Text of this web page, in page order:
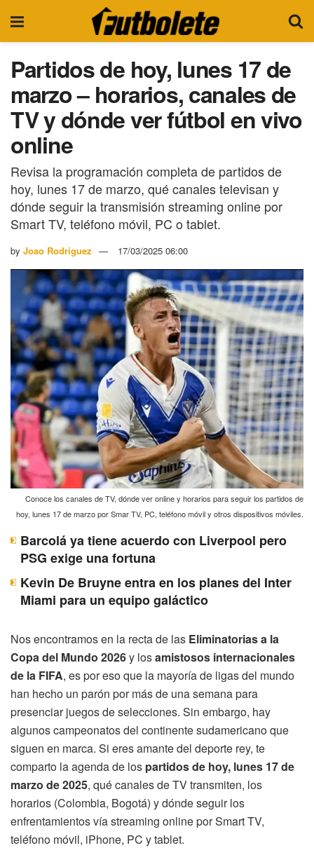
Partidos de hoy, lunes 17 de
marzo – horarios, canales de
TV y dónde ver fútbol en vivo
online
Revisa la programación completa de partidos de
hoy, lunes 17 de marzo, qué canales televisan y
dónde seguir la transmisión streaming online por
Smart TV, teléfono móvil, PC o tablet.
by Joao Rodriguez 17/03/2025 06:00
Conoce los canales de TV, dónde ver online y horarios para seguir los partidos de
hoy, lunes 17 de marzo por Smar TV, PC, teléfono móvil y otros dispositivos móviles.
Barcolá ya tiene acuerdo con Liverpool pero
PSG exige una fortuna
Kevin De Bruyne entra en los planes del Inter
Miami para un equipo galáctico
Nos encontramos en la recta de las Eliminatorias a la
Copa del Mundo 2026y losamistosos internacionales
de la FIFA, es por eso que la mayoría de ligas del mundo
han hecho un parón por más de una semana para
presenciar juegos de selecciones. Sin embargo, hay
algunos campeonatos del continente sudamericano que
siguen en marca. Si eres amante del deporte rey, te
comparto la agenda de los partidos de hoy, lunes 17 de
marzo de 2025, qué canales de TV transmiten, los
horarios (Colombia, Bogotá) y dónde seguir los
enfrentamientos vía streaming online por Smart TV,
teléfono móvil, iPhone, PC y tablet.